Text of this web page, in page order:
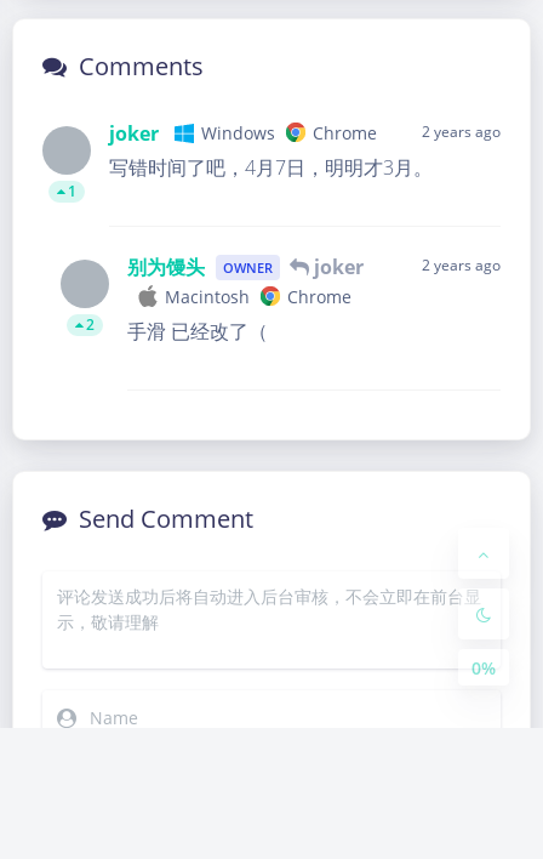
led
et
tless
cale
0%
Comments
1
joker Windows Chrome 2 years ago
写错时间了吧，4月7日，明明才3月。
2
别为馒头 OWNER joker
Macintosh Chrome
2 years ago
手滑 已经改了（
Send Comment